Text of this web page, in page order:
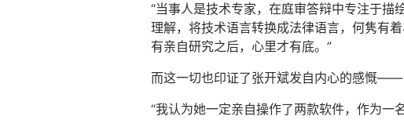
“当事人是技术专家，在庭审答辩中专注于描
理解，将技术语言转换成法律语言，何隽有
有亲自研究之后，心里才有底。”
而这一切也印证了张开斌发自内心的感慨——
“我认为她一定亲自操作了两款软件，作为一